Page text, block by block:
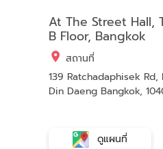
At The Street Hall,
B Floor, Bangkok
สถานที่
139 Ratchadaphisek
Din Daeng Bangkok,
ดูแผนที่